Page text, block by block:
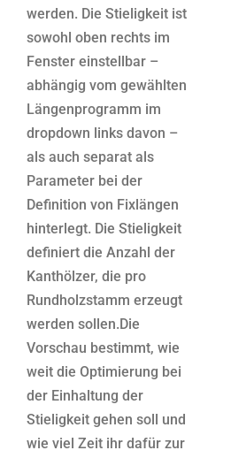
werden. Die Stieligkeit ist
sowohl oben rechts im
Fenster einstellbar –
abhängig vom gewählten
Längenprogramm im
dropdown links davon –
als auch separat als
Parameter bei der
Definition von Fixlängen
hinterlegt. Die Stieligkeit
definiert die Anzahl der
Kanthölzer, die pro
Rundholzstamm erzeugt
werden sollen.Die
Vorschau bestimmt, wie
weit die Optimierung bei
der Einhaltung der
Stieligkeit gehen soll und
wie viel Zeit ihr dafür zur